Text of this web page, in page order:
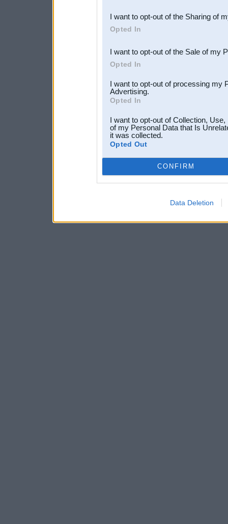
Downstream Participants
third parties.
I want to opt-out of the Sharing of
Opted In
I want to opt-out of the Sale of my
Opted In
I want to opt-out of processing my
Advertising.
Opted In
I want to opt-out of Collection,
of my Personal Data that Is
it was collected.
Opted Out
CONFIRM
Data Deletion